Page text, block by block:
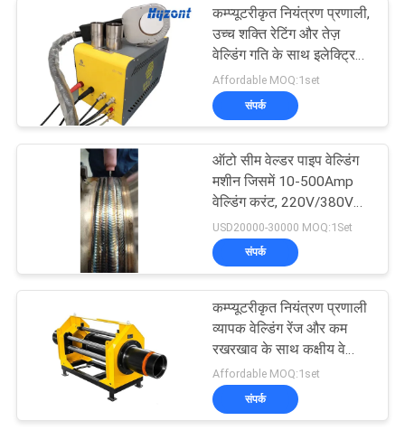
चाप वेल्डिंग मशीन
25
लेजर वेल्डिंग मशीन
कम्प्यूटरीकृत नियंत्रण प्रणाली,
उच्च शक्ति रेटिंग और तेज़
वेल्डिंग गति के साथ इलेक्ट्रिक
ऑर्बिटल वेल्डिंग मशीन
Affordable MOQ:1set
संपर्क
ऑटो सीम वेल्डर पाइप वेल्डिंग
मशीन जिसमें 10-500Amp
वेल्डिंग करंट, 220V/380V
वोल्टेज और वायर फीडिंग के
साथ TIG शामिल है
USD20000-30000 MOQ:1Set
संपर्क
कम्प्यूटरीकृत नियंत्रण प्रणाली
व्यापक वेल्डिंग रेंज और कम
रखरखाव के साथ कक्षीय वेल्डिंग
मशीन
Affordable MOQ:1set
संपर्क